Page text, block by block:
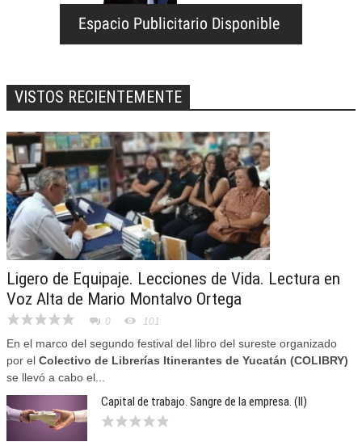
VISTOS RECIENTEMENTE
Ligero de Equipaje. Lecciones de Vida. Lectura en
Voz Alta de Mario Montalvo Ortega
0 101
En el marco del segundo festival del libro del sureste organizado
por el Colectivo de Librerías Itinerantes de Yucatán (COLIBRY)
se llevó a cabo el...
Capital de trabajo. Sangre de la empresa. (II)